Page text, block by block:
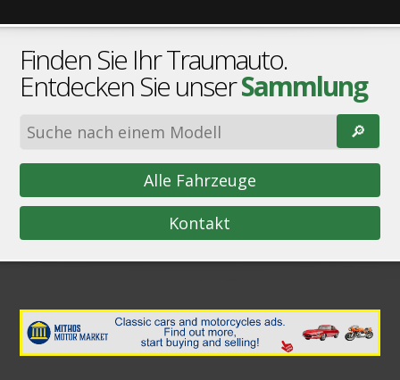
Finden Sie Ihr Traumauto.
Entdecken Sie unserSammlung
🔎︎
Alle Fahrzeuge
Kontakt